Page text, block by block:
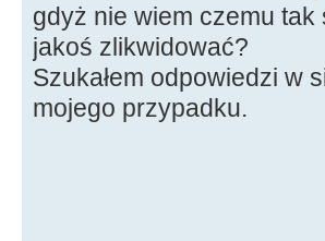
gdyż nie wiem czemu
jakoś zlikwidować?
Szukałem odpowiedzi w
mojego przypadku.